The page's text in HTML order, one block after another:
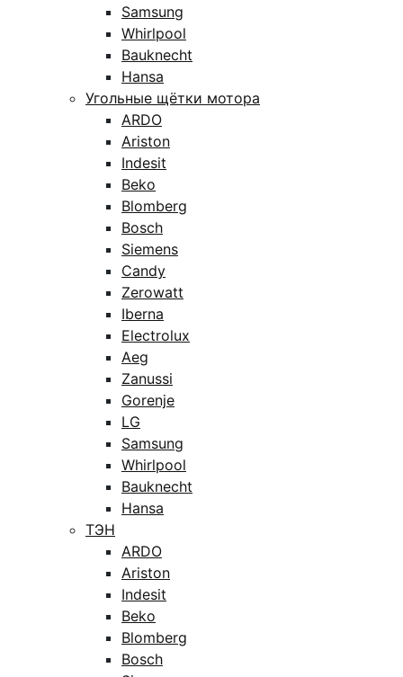
Samsung
Whirlpool
Bauknecht
Hansa
Угольные щётки мотора
ARDO
Ariston
Indesit
Beko
Blomberg
Bosch
Siemens
Candy
Zerowatt
Iberna
Electrolux
Aeg
Zanussi
Gorenje
LG
Samsung
Whirlpool
Bauknecht
Hansa
ТЭН
ARDO
Ariston
Indesit
Beko
Blomberg
Bosch